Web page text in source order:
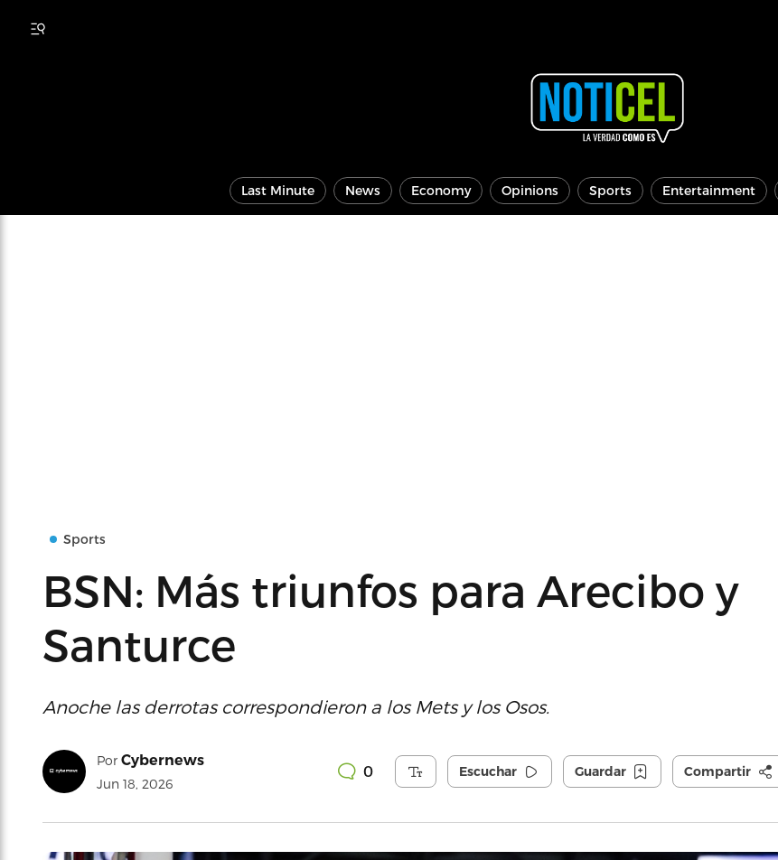
Last Minute News Economy Opinions Sports Entertainment
Sports
BSN: Más triunfos para Arecibo y
Santurce
Anoche las derrotas correspondieron a los Mets y los Osos.
Por Cybernews
Jun 18, 2026
0 Escuchar Guardar Compartir